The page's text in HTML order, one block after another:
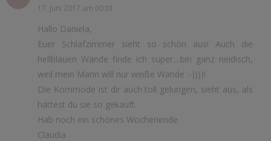
17. Juni 2017 um 00:01
Hallo Daniela,
Euer Schlafzimmer sieht so schön aus! Auch die
hellblauen Wände finde ich super....bin ganz neidisch,
weil mein Mann will nur weiße Wände :-))))!
Die Kommode ist dir auch toll gelungen, sieht aus, als
hättest du sie so gekauft.
Hab noch ein schönes Wochenende
Claudia